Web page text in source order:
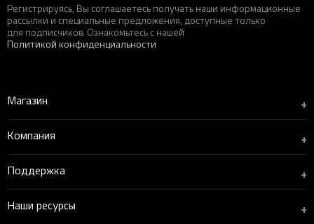
Регистрируясь, Вы соглашаетесь получать наши информационные
рассылки и специальные предложения, доступные только
для подписчиков. Ознакомьтесь с нашей
Политикой конфиденциальности
Магазин +
Компания +
Поддержка +
Наши ресурсы +